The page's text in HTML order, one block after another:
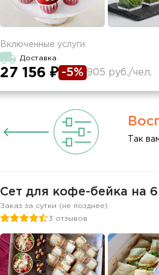
Включенные услуги:
Доставка
27 156 ₽ -5% 905 руб./чел.
Так
Сет для кофе-бейка на
Заказ за сутки (не позднее)
3 отзывов